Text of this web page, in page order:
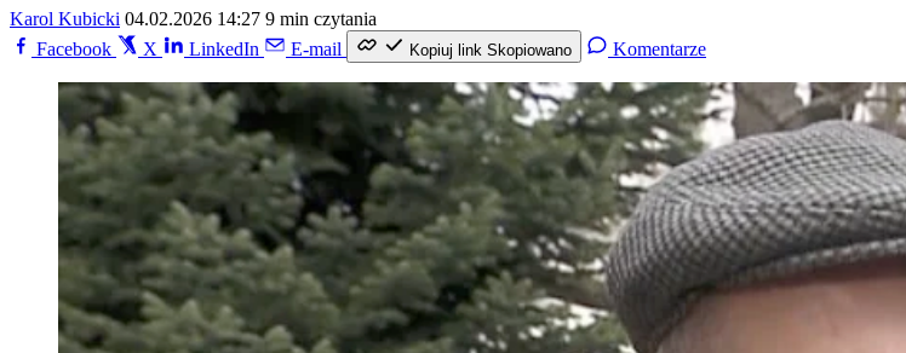
Karol Kubicki 04.02.2026 14:27 9 min czytania
Facebook
X LinkedIn E-mail Kopiuj link Skopiowano Komentarze